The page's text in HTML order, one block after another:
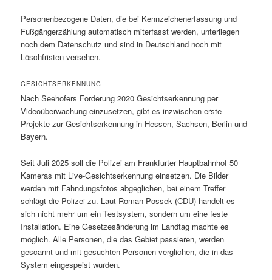
Personenbezogene Daten, die bei Kennzeichenerfassung und
Fußgängerzählung automatisch miterfasst werden, unterliegen
noch dem Datenschutz und sind in Deutschland noch mit
Löschfristen versehen.
GESICHTSERKENNUNG
Nach Seehofers Forderung 2020 Gesichtserkennung per
Videoüberwachung einzusetzen, gibt es inzwischen erste
Projekte zur Gesichtserkennung in Hessen, Sachsen, Berlin und
Bayern.
Seit Juli 2025 soll die Polizei am Frankfurter Hauptbahnhof 50
Kameras mit Live-Gesichtserkennung einsetzen. Die Bilder
werden mit Fahndungsfotos abgeglichen, bei einem Treffer
schlägt die Polizei zu. Laut Roman Possek (CDU) handelt es
sich nicht mehr um ein Testsystem, sondern um eine feste
Installation. Eine Gesetzesänderung im Landtag machte es
möglich. Alle Personen, die das Gebiet passieren, werden
gescannt und mit gesuchten Personen verglichen, die in das
System eingespeist wurden.